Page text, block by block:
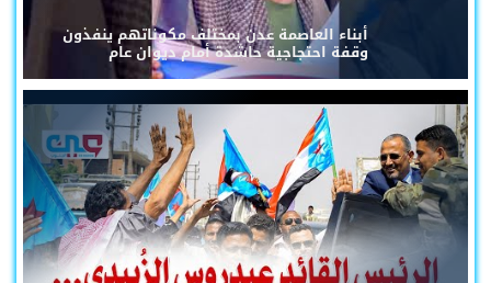
أبناء العاصمة عدن بمختلف مكوناتهم ينفذون
وقفة احتجاجية حاشدة أمام ديوان عام